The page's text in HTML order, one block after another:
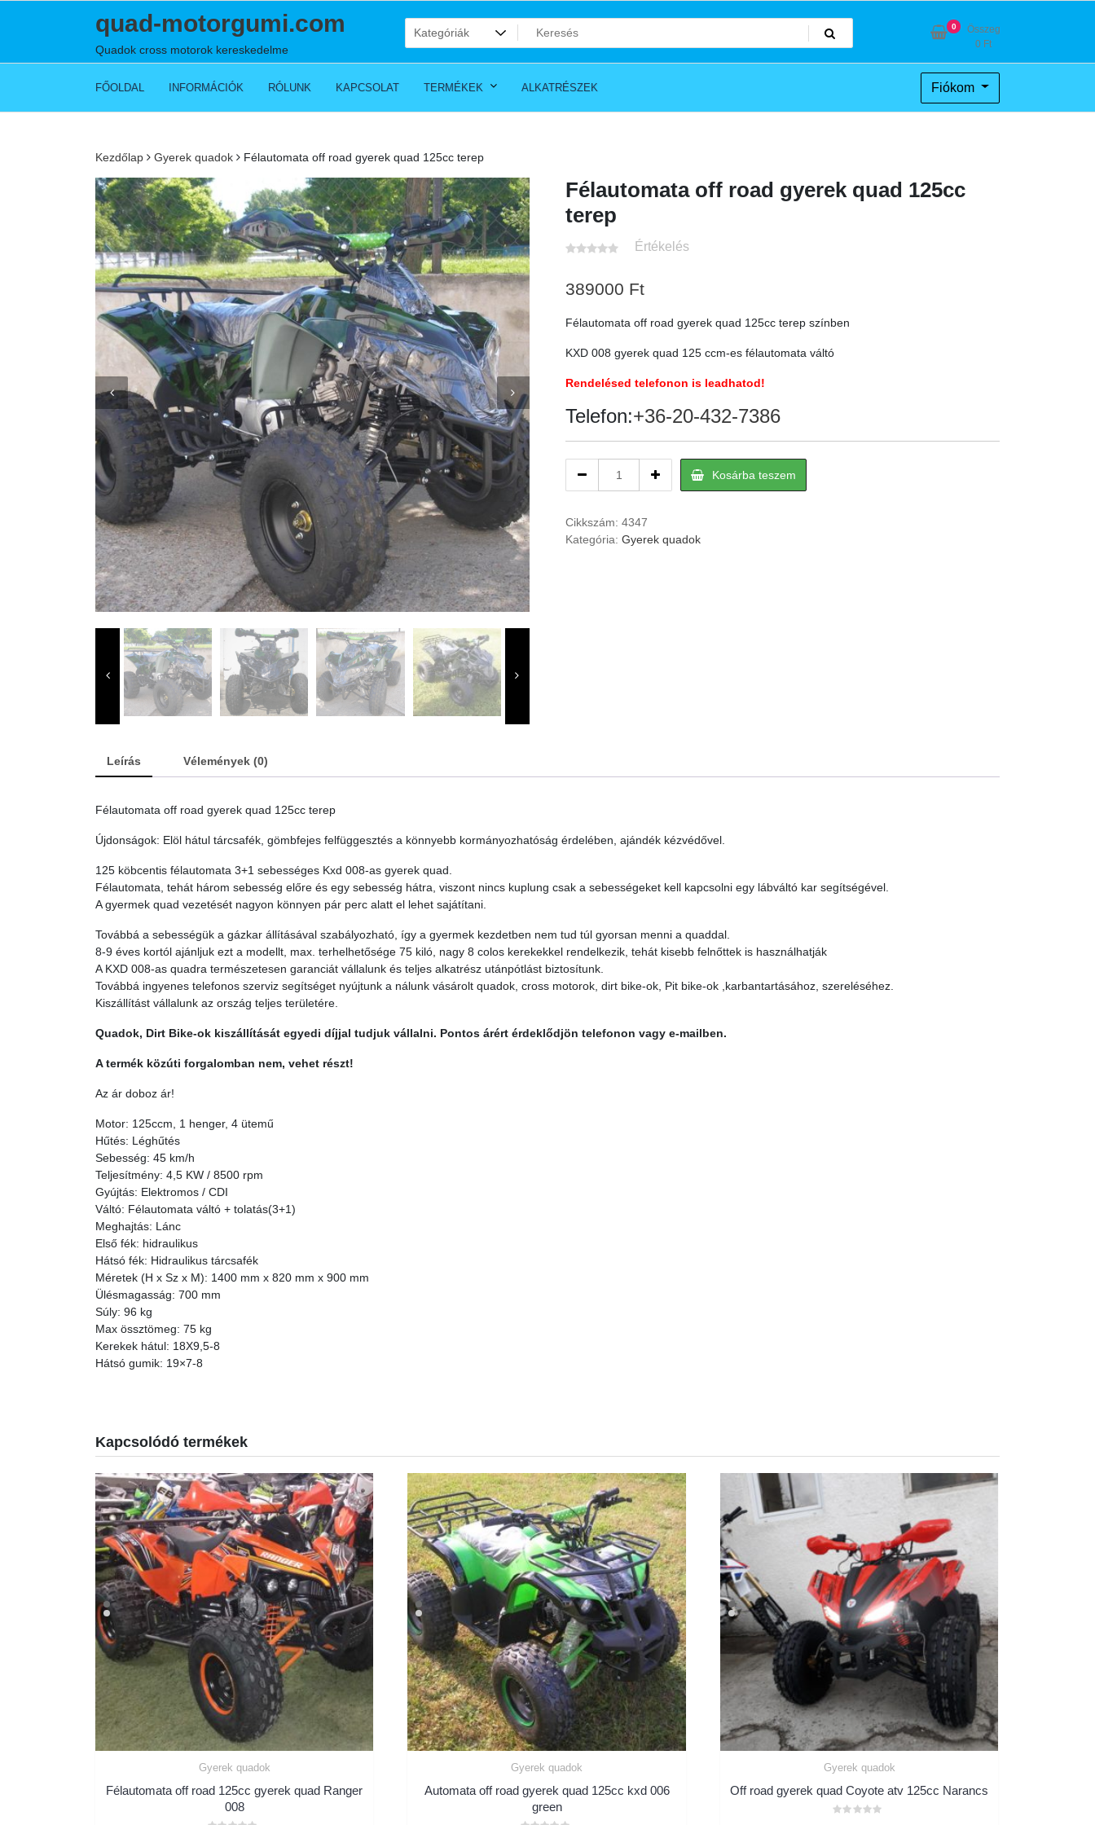
quad-motorgumi.com
Quadok cross motorok kereskedelme
0
Összeg
0 Ft
FŐOLDAL INFORMÁCIÓK RÓLUNK KAPCSOLAT TERMÉKEK ALKATRÉSZEK Fiókom
Kezdőlap Gyerek quadok Félautomata off road gyerek quad 125cc terep
Félautomata off road gyerek quad 125cc
terep
Értékelés
389000 Ft
Félautomata off road gyerek quad 125cc terep színben
KXD 008 gyerek quad 125 ccm-es félautomata váltó
Rendelésed telefonon is leadhatod!
Telefon:+36-20-432-7386
gyerek
quad
Kosárba teszem
Cikkszám:4347
Kategória:Gyerek quadok
Leírás Vélemények (0)
Félautomata off road gyerek quad 125cc terep
Újdonságok: Elöl hátul tárcsafék, gömbfejes felfüggesztés a könnyebb kormányozhatóság érdelében, ajándék kézvédővel.
125 köbcentis félautomata 3+1 sebességes Kxd 008-as gyerek quad.
Félautomata, tehát három sebesség előre és egy sebesség hátra, viszont nincs kuplung csak a sebességeket kell kapcsolni egy lábváltó kar segítségével.
A gyermek quad vezetését nagyon könnyen pár perc alatt el lehet sajátítani.
Továbbá a sebességük a gázkar állításával szabályozható, így a gyermek kezdetben nem tud túl gyorsan menni a quaddal.
8-9 éves kortól ajánljuk ezt a modellt, max. terhelhetősége 75 kiló, nagy 8 colos kerekekkel rendelkezik, tehát kisebb felnőttek is használhatják
A KXD 008-as quadra természetesen garanciát vállalunk és teljes alkatrész utánpótlást biztosítunk.
Továbbá ingyenes telefonos szerviz segítséget nyújtunk a nálunk vásárolt quadok, cross motorok, dirt bike-ok, Pit bike-ok ,karbantartásához, szereléséhez.
Kiszállítást vállalunk az ország teljes területére.
Quadok, Dirt Bike-ok kiszállítását egyedi díjjal tudjuk vállalni. Pontos árért érdeklődjön telefonon vagy e-mailben.
A termék közúti forgalomban nem, vehet részt!
Az ár doboz ár!
Motor: 125ccm, 1 henger, 4 ütemű
Hűtés: Léghűtés
Sebesség: 45 km/h
Teljesítmény: 4,5 KW / 8500 rpm
Gyújtás: Elektromos / CDI
Váltó: Félautomata váltó + tolatás(3+1)
Meghajtás: Lánc
Első fék: hidraulikus
Hátsó fék: Hidraulikus tárcsafék
Méretek (H x Sz x M): 1400 mm x 820 mm x 900 mm
Ülésmagasság: 700 mm
Súly: 96 kg
Max össztömeg: 75 kg
Kerekek hátul: 18X9,5-8
Hátsó gumik: 19×7-8
Kapcsolódó termékek
Gyerek quadok
Félautomata off road 125cc gyerek quad Ranger
008
Gyerek quadok
Automata off road gyerek quad 125cc kxd 006
green
Gyerek quadok
Off road gyerek quad Coyote atv 125cc Narancs